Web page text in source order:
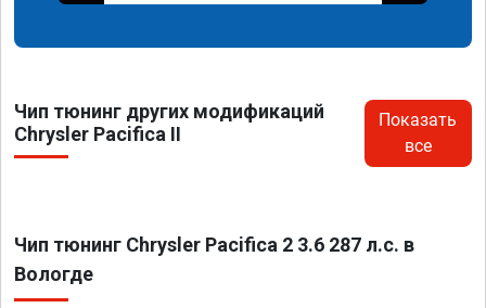
Чип тюнинг других модификаций
Chrysler Pacifica II
Показать
все
Чип тюнинг Chrysler Pacifica 2 3.6 287 л.с. в
Вологде